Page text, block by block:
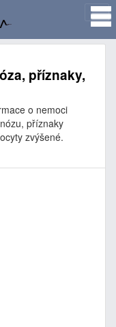
příznaky,
o nemoci
příznaky
zvýšené.